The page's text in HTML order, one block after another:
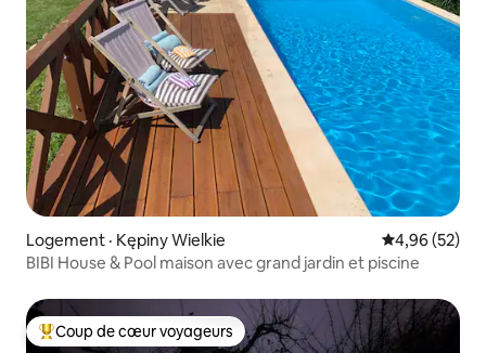
Logement · Kępiny Wielkie Note
4,96 (52)
BIBI House & Pool maison avec grand jardin et piscine
Coup de cœur voyageurs parmi les plus aimés
Coup de cœur voyageurs